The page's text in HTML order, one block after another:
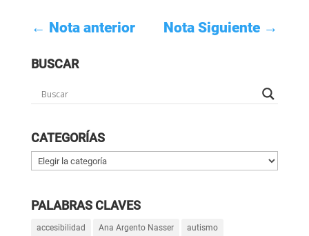
← Nota anterior Nota Siguiente →
BUSCAR
CATEGORÍAS
Categorías
PALABRAS CLAVES
accesibilidad Ana Argento Nasser autismo